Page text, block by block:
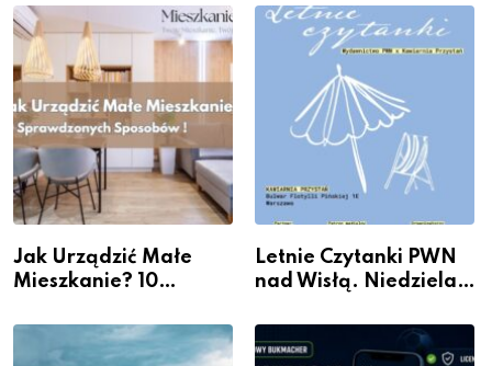
Galerii XX1
Jak Urządzić Małe
Mieszkanie? 10
Przestrzeni Bez
Kosztownego Remontu
Letnie Czytanki PWN
nad Wisłą. Niedziela z
dla siebie